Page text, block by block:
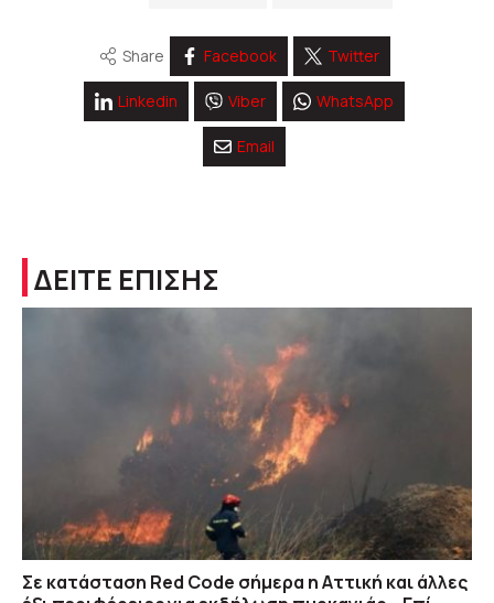
Share Facebook Twitter
Linkedin Viber WhatsApp
Email
ΔΕΙΤΕ ΕΠΙΣΗΣ
Σε κατάσταση Red Code σήμερα η Αττική και άλλες